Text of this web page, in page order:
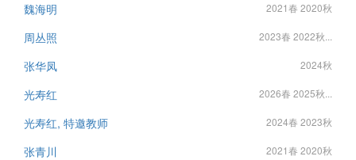
魏海明 2021春 2020秋
周丛照 2023春 2022秋...
张华凤 2024秋
光寿红 2026春 2025秋...
光寿红, 特邀教师 2024春 2023秋
张青川 2021春 2020秋